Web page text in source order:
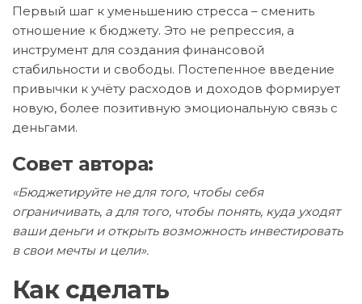
Первый шаг к уменьшению стресса – сменить
отношение к бюджету. Это не репрессия, а
инструмент для создания финансовой
стабильности и свободы. Постепенное введение
привычки к учёту расходов и доходов формирует
новую, более позитивную эмоциональную связь с
деньгами.
Совет автора:
«Бюджетируйте не для того, чтобы себя
ограничивать, а для того, чтобы понять, куда уходят
ваши деньги и открыть возможность инвестировать
в свои мечты и цели».
Как сделать